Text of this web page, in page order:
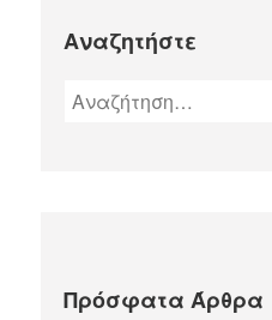
Αναζητήστε
Πρόσφατα Άρθρα